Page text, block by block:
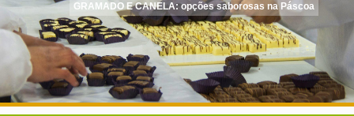
GRAMADO E CANELA: opções saborosas na Páscoa